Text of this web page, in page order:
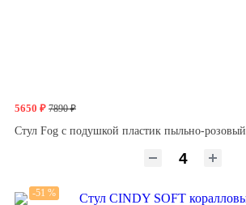
5650 ₽ 7890 ₽
Стул Fog с подушкой пластик пыльно-розовый
-51 %